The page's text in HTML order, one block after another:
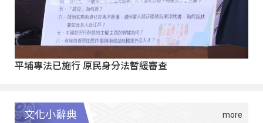
平埔專法已施行 原民身分法暫緩審查
文化小辭典